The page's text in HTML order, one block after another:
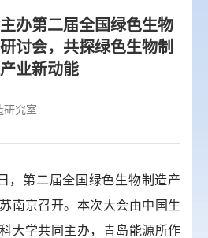
办第二届全国绿色生物
讨会，共探绿色生物制
业新动能
研究室
，第二届全国绿色生物制造产
南京召开。本次大会由中国生
大学共同主办，青岛能源所作